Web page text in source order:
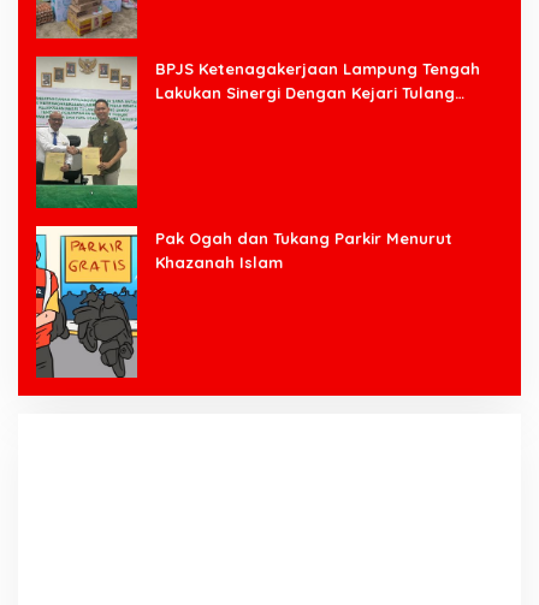
BPJS Ketenagakerjaan Lampung Tengah
Lakukan Sinergi Dengan Kejari Tulang
Pak Ogah dan Tukang Parkir Menurut
Khazanah Islam